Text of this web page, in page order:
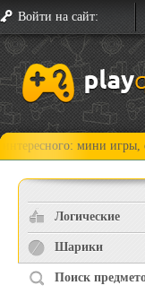
Войти на сайт:
мини игры, обзоры,
Логические
Шарики
Поиск